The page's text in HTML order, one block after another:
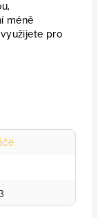
méně
využijete pro